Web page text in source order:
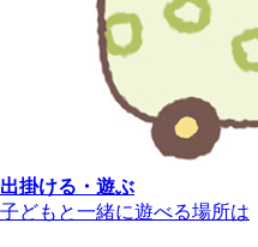
出掛ける・遊ぶ
子どもと一緒に遊べる場所は